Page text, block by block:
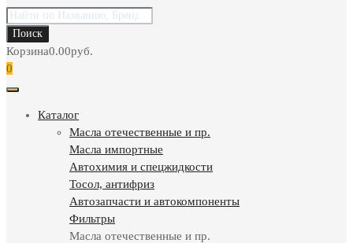
Поиск
товаров
Поиск
Корзина0.00руб.
0
Каталог
Масла отечественные и пр.
Масла импортные
Автохимия и спецжидкости
Тосол, антифриз
Автозапчасти и автокомпоненты
Фильтры
Масла отечественные и пр.